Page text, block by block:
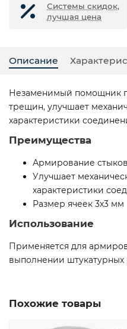
Системы скидок,
лучшая цена
Описание
Незаменимый помощник
трещин, улучшает
характеристики
Преимущества
Армирование
Улучшает
характеристики
Размер ячеек 3х3 мм
Использование
Применяется для
выполнении штукатурных
Похожие товары